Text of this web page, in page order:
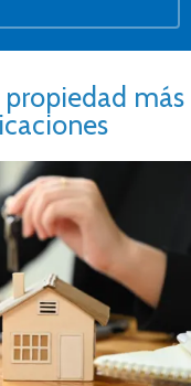
propiedad más